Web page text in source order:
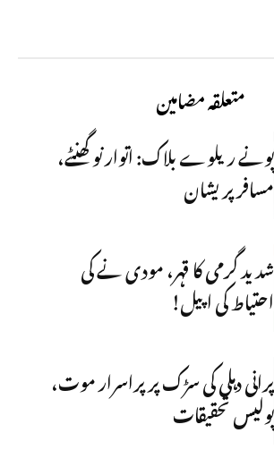
متعلقہ مضامین
ریلوے بلاک: اتوار نو گھنٹے،
پریشان
گرمی کا قہر، مودی نے کی
کی اپیل!
دہلی کی سڑک پر پراسرار موت،
تحقیقات